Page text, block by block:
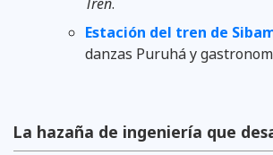
Estación del tren de
danzas Puruhá y
La hazaña de ingeniería que